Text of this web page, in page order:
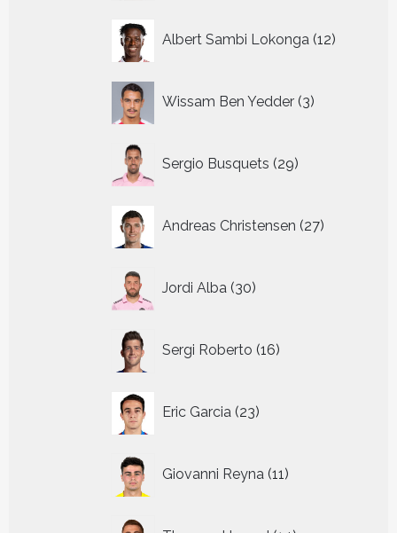
Albert Sambi Lokonga 12
Wissam Ben Yedder 3
producten
Sergio Busquets 29
producten
Andreas Christensen 27
producten
Jordi Alba 30
producten
Sergi Roberto 16
producten
Eric Garcia 23
producten
Giovanni Reyna 11
producten